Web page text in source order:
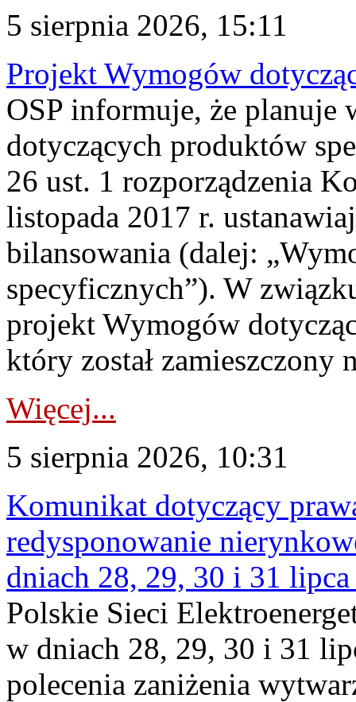
5 sierpnia 2026, 15:11
Projekt Wymogów
OSP informuje, że planuje
dotyczących produktów
26 ust. 1 rozporządzenia
listopada 2017 r.
bilansowania (dalej:
specyficznych”). W
projekt Wymogów
który został zamieszczony
Więcej...
5 sierpnia 2026, 10:31
Komunikat dotyczący
redysponowanie
dniach 28, 29, 30 i 31
Polskie Sieci
w dniach 28, 29, 30 i 31
polecenia zaniżenia